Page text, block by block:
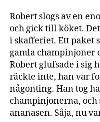
Robert slogs av en
och gick till köket.
i skafferiet. Ett paket
gamla champinjoner
Robert glufsade i sig
räckte inte, han var
någonting. Han tog
champinjonerna,
ananasen. Såja, nu